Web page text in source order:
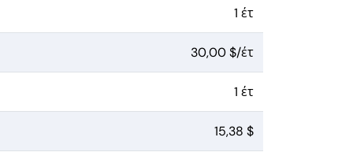
1 έτ
30,00 $/έτ
1 έτ
15,38 $